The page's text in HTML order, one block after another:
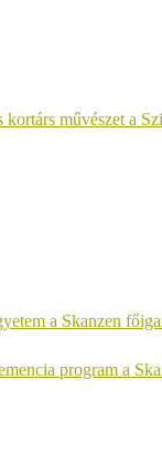
művészet a
a Skanzen
program a